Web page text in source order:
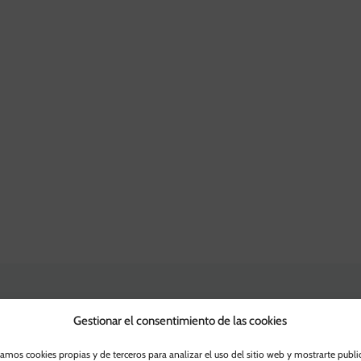
Gestionar el consentimiento de las cookies
cookies propias y de terceros para analizar el uso del sitio web y mostrarte